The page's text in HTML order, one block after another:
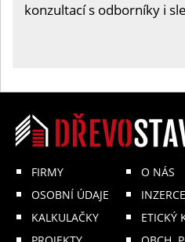
konzultací s odborníky i
FIRMY
OSOBNÍ ÚDAJE
KALKULAČKY
O NÁS
INZERCE
ETICKÝ